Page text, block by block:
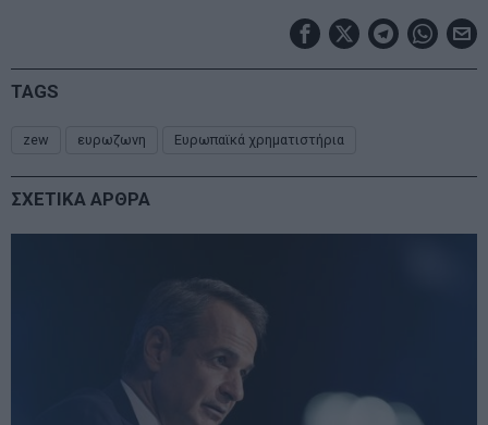
TAGS
zew ευρωζωνη Ευρωπαϊκά χρηματιστήρια
ΣΧΕΤΙΚΑ ΑΡΘΡΑ